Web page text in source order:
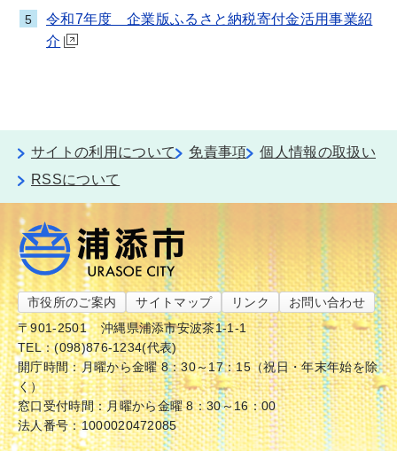
5
令和7年度 企業版ふるさと納税寄付金活用事業紹
介
サイトの利用について 免責事項
個人情報の取扱い
RSSについて
市役所のご案内 サイトマップ リンク
お問い合わせ
〒901-2501
沖縄県浦添市安波茶1-1-1
TEL：(098)876-1234(代表)
開庁時間：月曜から金曜 8：30～17：15（祝日・年末年始を除
く）
窓口受付時間：月曜から金曜 8：30～16：00
法人番号：1000020472085